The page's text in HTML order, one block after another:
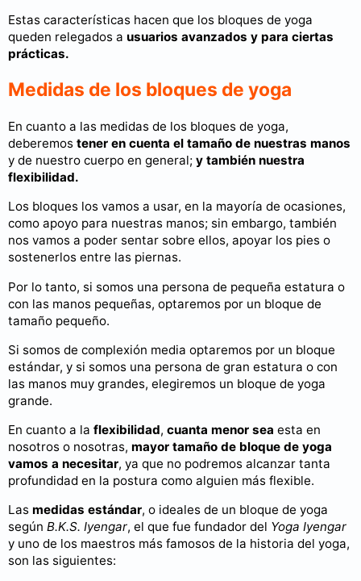
Estas características hacen que los bloques de yoga
queden relegados a usuarios avanzados y para ciertas
prácticas.
Medidas de los bloques de yoga
En cuanto a las medidas de los bloques de yoga,
deberemos tener en cuenta el tamaño de nuestras manos
y de nuestro cuerpo en general; y también nuestra
flexibilidad.
Los bloques los vamos a usar, en la mayoría de ocasiones,
como apoyo para nuestras manos; sin embargo, también
nos vamos a poder sentar sobre ellos, apoyar los pies o
sostenerlos entre las piernas.
Por lo tanto, si somos una persona de pequeña estatura o
con las manos pequeñas, optaremos por un bloque de
tamaño pequeño.
Si somos de complexión media optaremos por un bloque
estándar, y si somos una persona de gran estatura o con
las manos muy grandes, elegiremos un bloque de yoga
grande.
En cuanto a la flexibilidad, cuanta menor sea esta en
nosotros o nosotras, mayor tamaño de bloque de yoga
vamos a necesitar, ya que no podremos alcanzar tanta
profundidad en la postura como alguien más flexible.
Las medidas estándar, o ideales de un bloque de yoga
según B.K.S. Iyengar, el que fue fundador del Yoga Iyengar
y uno de los maestros más famosos de la historia del yoga,
son las siguientes: